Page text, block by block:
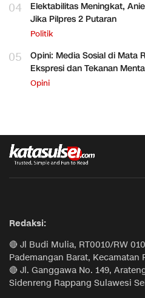
04
Elektabilitas Meningkat,
Jika Pilpres 2 Putaran
Politik
05
Opini: Media Sosial di Mata
Ekspresi dan Tekanan
Opini
Redaksi:
🔴 Jl Budi Mulia, RT0010/RW
Pademangan Barat, Kecamatan
🔴 Jl. Ganggawa No. 149,
Sidenreng Rappang Sulawesi